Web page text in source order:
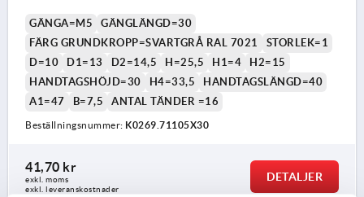
GÄNGA=M5
GÄNGLÄNGD=30
FÄRG GRUNDKROPP=SVARTGRÅ RAL 7021
STORLEK=1
D=10
D1=13 D2=14,5 H=25,5 H1=4
H2=15
HANDTAGSHÖJD=30
H4=33,5
HANDTAGSLÄNGD=40
A1=47
B=7,5 ANTAL TÄNDER =16
Beställningsnummer: K0269.71105X30
41,70 kr
exkl. moms
exkl. leveranskostnader
DETALJER